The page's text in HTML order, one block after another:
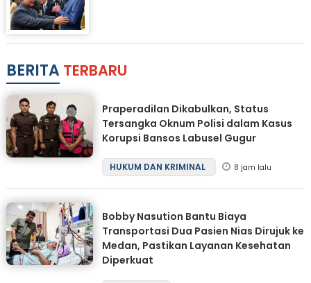
BERITA TERBARU
Praperadilan Dikabulkan, Status
Tersangka Oknum Polisi dalam Kasus
Korupsi Bansos Labusel Gugur
HUKUM DAN KRIMINAL 8 jam lalu
Bobby Nasution Bantu Biaya
Transportasi Dua Pasien Nias Dirujuk ke
Medan, Pastikan Layanan Kesehatan
Diperkuat